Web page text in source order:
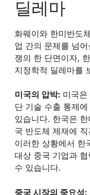
딜레마
화웨이와 한미반도
업 간의 문제를 넘
쟁의 한 단면이자,
지정학적 딜레마를
미국의 압박: 미국은
단 기술 수출 통제
있습니다. 한국은
국 반도체 제재에
이러한 상황에서 한
대상 중국 기업과
수 있습니다.
중국 시장의 중요성: